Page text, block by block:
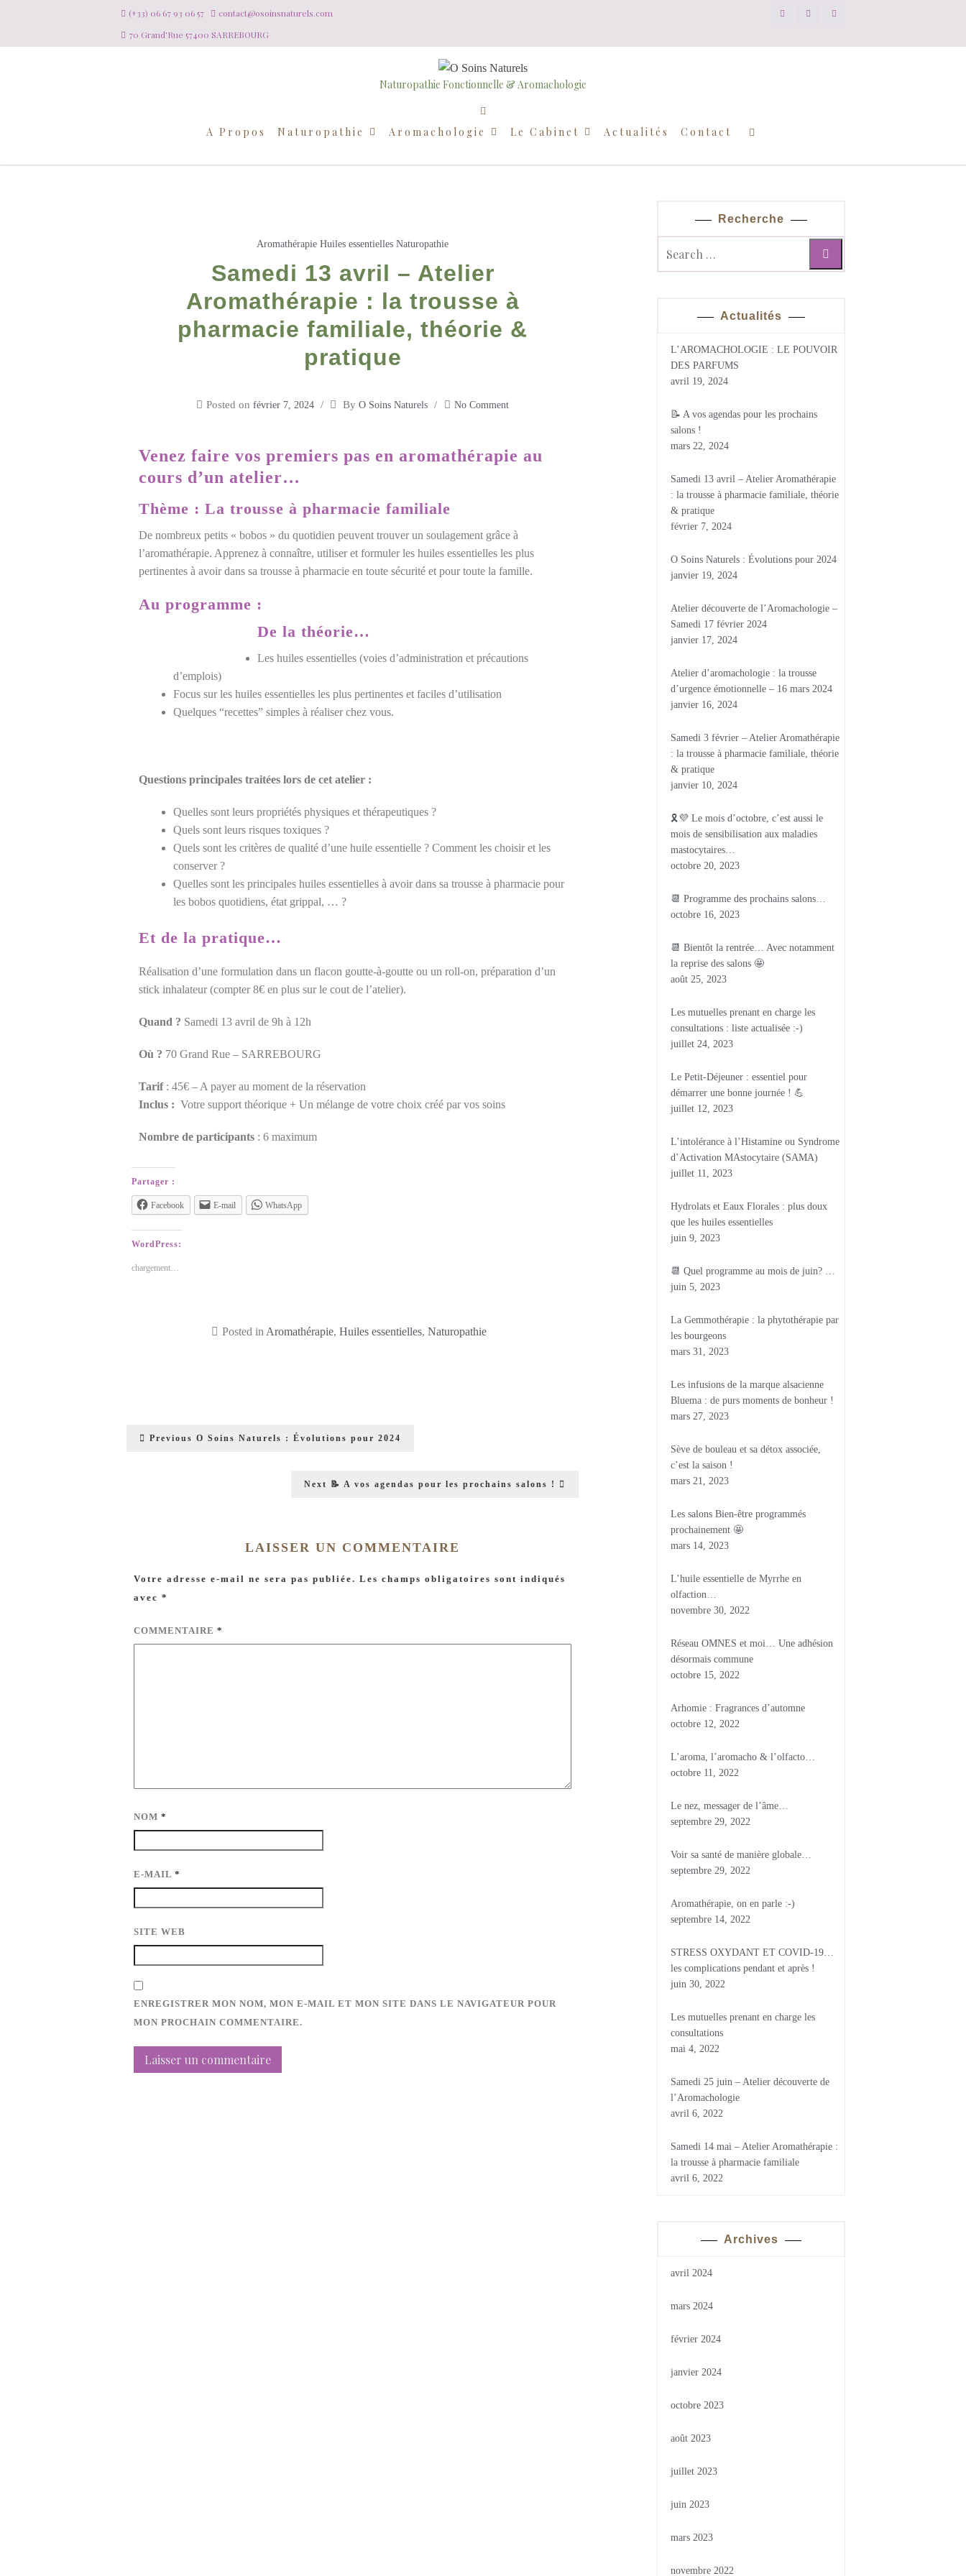
(+33) 06 67 93 06 57
contact@osoinsnaturels.com
70 Grand'Rue 57400 SARREBOURG
Naturopathie Fonctionnelle & Aromachologie
A Propos Naturopathie Aromachologie Le Cabinet Actualités Contact
Aromathérapie Huiles essentielles Naturopathie
Samedi 13 avril – Atelier
Aromathérapie : la trousse à
pharmacie familiale, théorie &
pratique
Posted on février 7, 2024 By O Soins Naturels No Comment
Venez faire vos premiers pas en aromathérapie au
cours d’un atelier…
Thème : La trousse à pharmacie familiale
De nombreux petits « bobos » du quotidien peuvent trouver un soulagement grâce à
l’aromathérapie. Apprenez à connaître, utiliser et formuler les huiles essentielles les plus
pertinentes à avoir dans sa trousse à pharmacie en toute sécurité et pour toute la famille.
Au programme :
De la théorie…
Les huiles essentielles (voies d’administration et précautions
d’emplois)
Focus sur les huiles essentielles les plus pertinentes et faciles d’utilisation
Quelques “recettes” simples à réaliser chez vous.
Questions principales traitées lors de cet atelier :
Quelles sont leurs propriétés physiques et thérapeutiques ?
Quels sont leurs risques toxiques ?
Quels sont les critères de qualité d’une huile essentielle ? Comment les choisir et les
conserver ?
Quelles sont les principales huiles essentielles à avoir dans sa trousse à pharmacie pour
les bobos quotidiens, état grippal, … ?
Et de la pratique…
Réalisation d’une formulation dans un flacon goutte-à-goutte ou un roll-on, préparation d’un
stick inhalateur (compter 8€ en plus sur le cout de l’atelier).
Quand ? Samedi 13 avril de 9h à 12h
Où ? 70 Grand Rue – SARREBOURG
Tarif: 45€ – A payer au moment de la réservation
Inclus : Votre support théorique + Un mélange de votre choix créé par vos soins
Nombre de participants : 6 maximum
Partager :
Facebook E-mail WhatsApp
WordPress:
chargement…
Posted in Aromathérapie,Huiles essentielles,Naturopathie
Previous O Soins Naturels : Évolutions pour 2024
Next 📝 A vos agendas pour les prochains salons !
LAISSER UN COMMENTAIRE
Votre adresse e-mail ne sera pas publiée. Les champs obligatoires sont indiqués
avec *
COMMENTAIRE *
NOM *
E-MAIL *
SITE WEB
ENREGISTRER MON NOM, MON E-MAIL ET MON SITE DANS LE NAVIGATEUR POUR
MON PROCHAIN COMMENTAIRE.
Recherche
Actualités
L’AROMACHOLOGIE : LE POUVOIR
DES PARFUMS
avril 19, 2024
📝 A vos agendas pour les prochains
salons !
mars 22, 2024
Samedi 13 avril – Atelier Aromathérapie
: la trousse à pharmacie familiale, théorie
& pratique
février 7, 2024
O Soins Naturels : Évolutions pour 2024
janvier 19, 2024
Atelier découverte de l’Aromachologie –
Samedi 17 février 2024
janvier 17, 2024
Atelier d’aromachologie : la trousse
d’urgence émotionnelle – 16 mars 2024
janvier 16, 2024
Samedi 3 février – Atelier Aromathérapie
: la trousse à pharmacie familiale, théorie
& pratique
janvier 10, 2024
🎗💜 Le mois d’octobre, c’est aussi le
mois de sensibilisation aux maladies
mastocytaires…
octobre 20, 2023
📆 Programme des prochains salons…
octobre 16, 2023
📆 Bientôt la rentrée… Avec notamment
la reprise des salons 🤩
août 25, 2023
Les mutuelles prenant en charge les
consultations : liste actualisée :-)
juillet 24, 2023
Le Petit-Déjeuner : essentiel pour
démarrer une bonne journée ! 💪
juillet 12, 2023
L’intolérance à l’Histamine ou Syndrome
d’Activation MAstocytaire (SAMA)
juillet 11, 2023
Hydrolats et Eaux Florales : plus doux
que les huiles essentielles
juin 9, 2023
📆 Quel programme au mois de juin? …
juin 5, 2023
La Gemmothérapie : la phytothérapie par
les bourgeons
mars 31, 2023
Les infusions de la marque alsacienne
Bluema : de purs moments de bonheur !
mars 27, 2023
Sève de bouleau et sa détox associée,
c’est la saison !
mars 21, 2023
Les salons Bien-être programmés
prochainement 🤩
mars 14, 2023
L’huile essentielle de Myrrhe en
olfaction…
novembre 30, 2022
Réseau OMNES et moi… Une adhésion
désormais commune
octobre 15, 2022
Arhomie : Fragrances d’automne
octobre 12, 2022
L’aroma, l’aromacho & l’olfacto…
octobre 11, 2022
Le nez, messager de l’âme…
septembre 29, 2022
Voir sa santé de manière globale…
septembre 29, 2022
Aromathérapie, on en parle :-)
septembre 14, 2022
STRESS OXYDANT ET COVID-19…
les complications pendant et après !
juin 30, 2022
Les mutuelles prenant en charge les
consultations
mai 4, 2022
Samedi 25 juin – Atelier découverte de
l’Aromachologie
avril 6, 2022
Samedi 14 mai – Atelier Aromathérapie :
la trousse à pharmacie familiale
avril 6, 2022
Archives
avril 2024
mars 2024
février 2024
janvier 2024
octobre 2023
août 2023
juillet 2023
juin 2023
mars 2023
novembre 2022